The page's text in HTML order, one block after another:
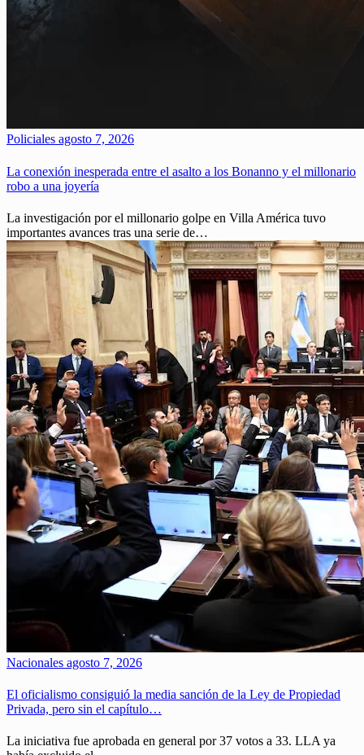
Policiales agosto 7, 2026
La conexión inesperada entre el asalto a los Bonanno y el millonario
robo a una joyería
La investigación por el millonario golpe en Villa América tuvo
importantes avances tras una serie de…
Nacionales agosto 7, 2026
El oficialismo consiguió la media sanción de la Ley de Propiedad
Privada, pero sin el capítulo…
La iniciativa fue aprobada en general por 37 votos a 33. LLA ya